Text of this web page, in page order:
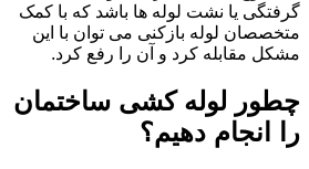
گرفتگی یا نشت لوله ها باشد که با کمک
متخصصان لوله بازکنی می توان با این
مشکل مقابله کرد و آن را رفع کرد.
چطور لوله کشی ساختمان
را انجام دهیم؟